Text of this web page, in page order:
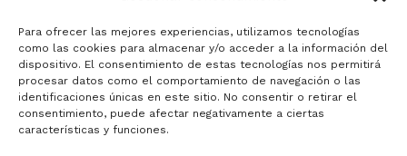
Para ofrecer las mejores experiencias, utilizamos tecnologías
como las cookies para almacenar y/o acceder a la información del
dispositivo. El consentimiento de estas tecnologías nos permitirá
procesar datos como el comportamiento de navegación o las
identificaciones únicas en este sitio. No consentir o retirar el
consentimiento, puede afectar negativamente a ciertas
características y funciones.
info@enviarte.art
+34 613 010 384
Madrid